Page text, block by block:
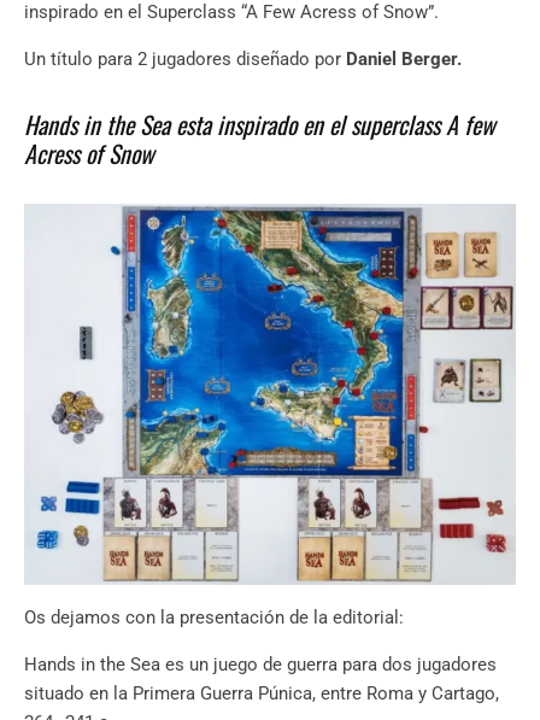
inspirado en el Superclass “A Few Acress of Snow”.
Un título para 2 jugadores diseñado por Daniel Berger.
Hands in the Sea esta inspirado en el superclass A few
Acress of Snow
Os dejamos con la presentación de la editorial:
Hands in the Sea es un juego de guerra para dos jugadores
situado en la Primera Guerra Púnica, entre Roma y Cartago,